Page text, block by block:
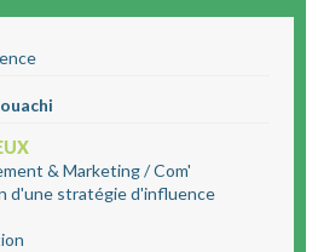
& Marketing / Com'
d'une stratégie d'influence